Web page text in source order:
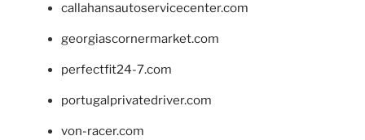
callahansautoservicecenter.com
georgiascornermarket.com
perfectfit24-7.com
portugalprivatedriver.com
von-racer.com